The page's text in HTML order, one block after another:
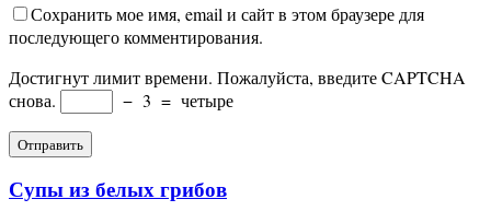
Сохранить мое имя, email и сайт в этом браузере для
последующего комментирования.
Достигнут лимит времени. Пожалуйста, введите CAPTCHA
снова.
− 3 = четыре
Супы из белых грибов